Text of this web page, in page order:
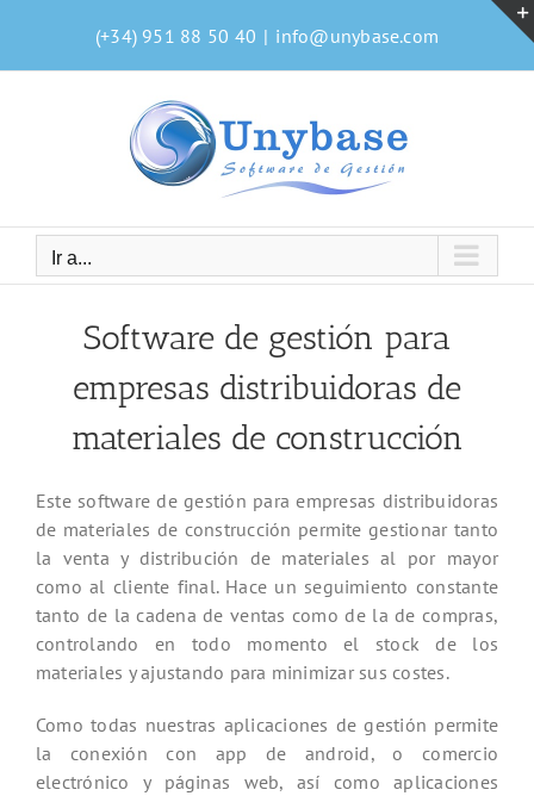
contenido
(+34) 951 88 50 40 | info@unybase.com
Ir a...
Software de gestión para
empresas distribuidoras de
materiales de construcción
Este software de gestión para empresas distribuidoras
de materiales de construcción permite gestionar tanto
la venta y distribución de materiales al por mayor
como al cliente final. Hace un seguimiento constante
tanto de la cadena de ventas como de la de compras,
controlando en todo momento el stock de los
materiales y ajustando para minimizar sus costes.
Como todas nuestras aplicaciones de gestión permite
la conexión con app de android, o comercio
electrónico y páginas web, así como aplicaciones